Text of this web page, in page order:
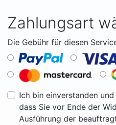
Zahlungsart
Die Gebühr für diesen
Ich bin einverstanden
dass Sie vor Ende der
Ausführung der